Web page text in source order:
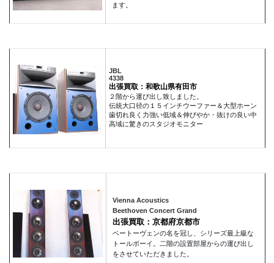
ます。
JBL
4338
出張買取：和歌山県有田市
２階から運び出し致しました。
伝統大口径の１５インチウーファー＆大型ホーン
歯切れ良く力強い低域＆伸びやか・抜けの良い中
高域に驚きのスタジオモニター
Vienna Acoustics
Beethoven Concert Grand
出張買取：京都府京都市
ベートーヴェンの名を冠し、シリーズ最上級な
トールボーイ。二階の設置部屋からの運び出し
をさせていただきました。